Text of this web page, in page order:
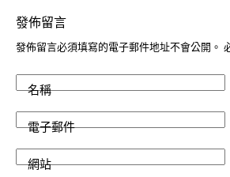
發佈留言
發佈留言必須填寫的電子郵件地址不會公開。
名稱
電子郵件
網站